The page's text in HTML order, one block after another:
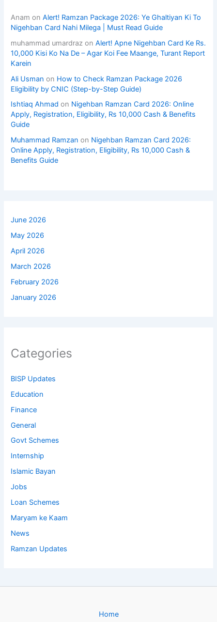
Anam onAlert! Ramzan Package 2026: Ye Ghaltiyan Ki To
Nigehban Card Nahi Milega | Must Read Guide
muhammad umardraz onAlert! Apne Nigehban Card Ke Rs.
10,000 Kisi Ko Na De – Agar Koi Fee Maange, Turant Report
Karein
Ali Usman on How to Check Ramzan Package 2026
Eligibility by CNIC (Step-by-Step Guide)
Ishtiaq Ahmad on Nigehban Ramzan Card 2026: Online
Apply, Registration, Eligibility, Rs 10,000 Cash & Benefits
Guide
Muhammad Ramzan on Nigehban Ramzan Card 2026:
Online Apply, Registration, Eligibility, Rs 10,000 Cash &
Benefits Guide
June 2026
May 2026
April 2026
March 2026
February 2026
January 2026
Categories
BISP Updates
Education
Finance
General
Govt Schemes
Internship
Islamic Bayan
Jobs
Loan Schemes
Maryam ke Kaam
News
Ramzan Updates
Home